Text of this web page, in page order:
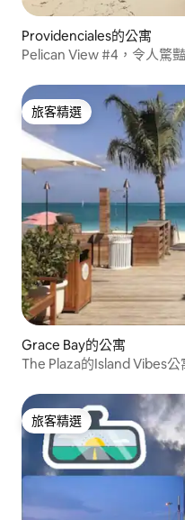
Providenciales的公寓
Pelican View #4，令人驚
旅客精選
旅客精選
Grace Bay的公寓
The Plaza的Island Vibes公
旅客精選
旅客精選